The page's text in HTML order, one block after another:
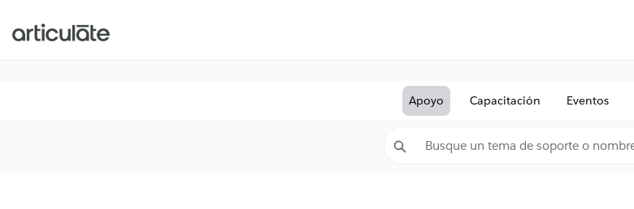
Apoyo Capacitación Eventos